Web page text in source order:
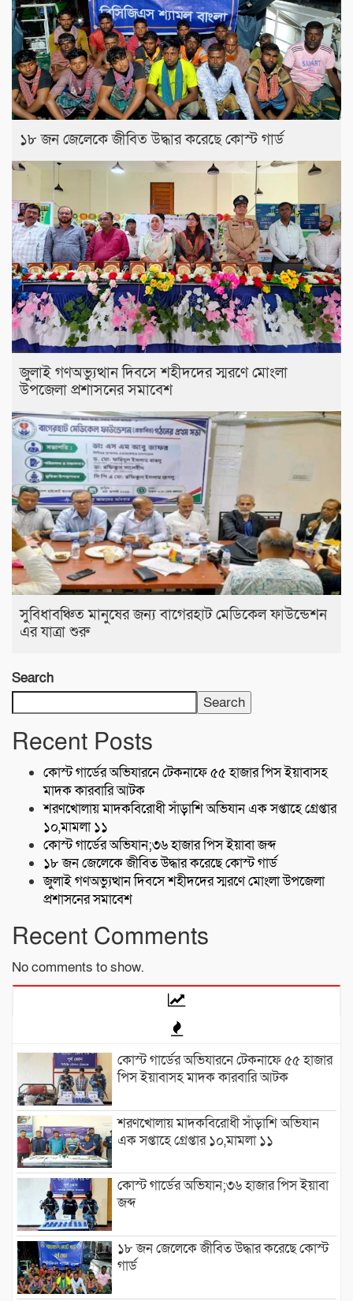
১৮ জন জেলেকে জীবিত উদ্ধার করেছে কোস্ট গার্ড
জুলাই গণঅভ্যুত্থান দিবসে শহীদদের স্মরণে মোংলা
উপজেলা প্রশাসনের সমাবেশ
সুবিধাবঞ্চিত মানুষের জন্য বাগেরহাট মেডিকেল ফাউন্ডেশন
এর যাত্রা শুরু
Search
Search
Recent Posts
কোস্ট গার্ডের অভিযারনে টেকনাফে ৫৫ হাজার পিস ইয়াবাসহ
মাদক কারবারি আটক
শরণখোলায় মাদকবিরোধী সাঁড়াশি অভিযান এক সপ্তাহে গ্রেপ্তার
১০,মামলা ১১
কোস্ট গার্ডের অভিযান;৩৬ হাজার পিস ইয়াবা জব্দ
১৮ জন জেলেকে জীবিত উদ্ধার করেছে কোস্ট গার্ড
জুলাই গণঅভ্যুত্থান দিবসে শহীদদের স্মরণে মোংলা উপজেলা
প্রশাসনের সমাবেশ
Recent Comments
No comments to show.
কোস্ট গার্ডের অভিযারনে টেকনাফে ৫৫ হাজার
পিস ইয়াবাসহ মাদক কারবারি আটক
শরণখোলায় মাদকবিরোধী সাঁড়াশি অভিযান
এক সপ্তাহে গ্রেপ্তার ১০,মামলা ১১
কোস্ট গার্ডের অভিযান;৩৬ হাজার পিস ইয়াবা
জব্দ
১৮ জন জেলেকে জীবিত উদ্ধার করেছে কোস্ট
গার্ড